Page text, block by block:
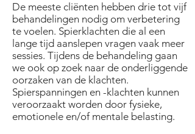
De meeste cliënten hebben drie tot vijf
behandelingen nodig om verbetering
te voelen. Spierklachten die al een
lange tijd aanslepen vragen vaak meer
sessies. Tijdens de behandeling gaan
we ook op zoek naar de onderliggende
oorzaken van de klachten.
Spierspanningen en -klachten kunnen
veroorzaakt worden door fysieke,
emotionele en/of mentale belasting.